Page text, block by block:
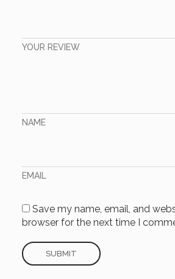
YOUR REVIEW
NAME
EMAIL
Save my name, email, and
browser for the next time I